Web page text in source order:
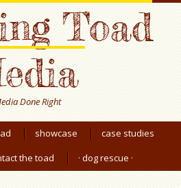
Toad
Done Right
showcase
case studies
the toad · dog rescue ·